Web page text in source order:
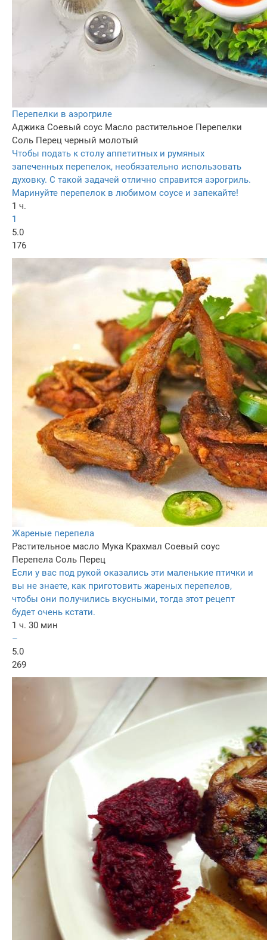
Перепелки в аэрогриле
Аджика Соевый соус Масло растительное Перепелки
Соль Перец черный молотый
Чтобы подать к столу аппетитных и румяных
запеченных перепелок, необязательно использовать
духовку. С такой задачей отлично справится аэрогриль.
Маринуйте перепелок в любимом соусе и запекайте!
1 ч.
1
5.0
176
Жареные перепела
Растительное масло Мука Крахмал Соевый соус
Перепела Соль Перец
Если у вас под рукой оказались эти маленькие птички и
вы не знаете, как приготовить жареных перепелов,
чтобы они получились вкусными, тогда этот рецепт
будет очень кстати.
1 ч. 30 мин
–
5.0
269